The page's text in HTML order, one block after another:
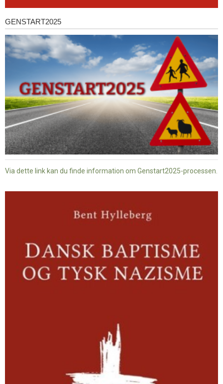
Genstart2025
GENSTART2025
Via dette link kan du finde information om Genstart2025-processen.